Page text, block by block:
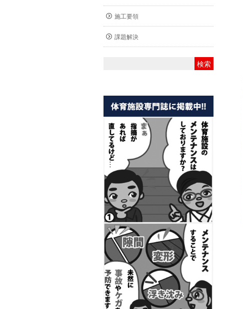
施工要領
課題解決